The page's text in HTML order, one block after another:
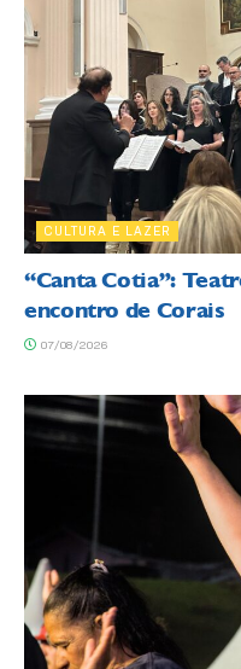
CULTURA E LAZER
“Canta Cotia”:
encontro de Corais
07/08/2026